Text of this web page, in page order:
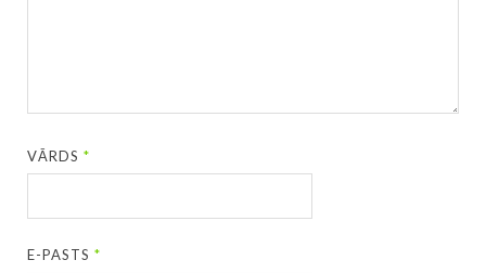
VĀRDS*
E-PASTS*